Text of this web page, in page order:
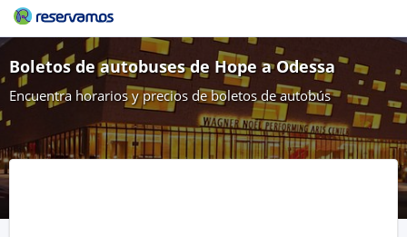
Boletos de autobuses de Hope a Odessa
Encuentra horarios y precios de boletos de autobús